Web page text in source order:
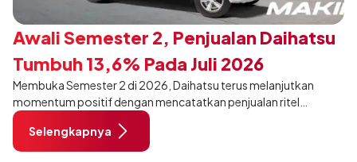
Awali Semester 2, Penjualan Daihatsu
Tumbuh 13,6% Pada Juli 2026
Membuka Semester 2 di 2026, Daihatsu terus melanjutkan
momentum positif dengan mencatatkan penjualan ritel
sebanyak 12.750 unit pada Juli 2026. Capaian tersebut tumbuh
13,6% dibandingkan periode yang sama tahun lalu sebanyak
11.220 unit, dan tetap stabil dibandingkan bulan Juni 2026 lalu.
Selengkapnya